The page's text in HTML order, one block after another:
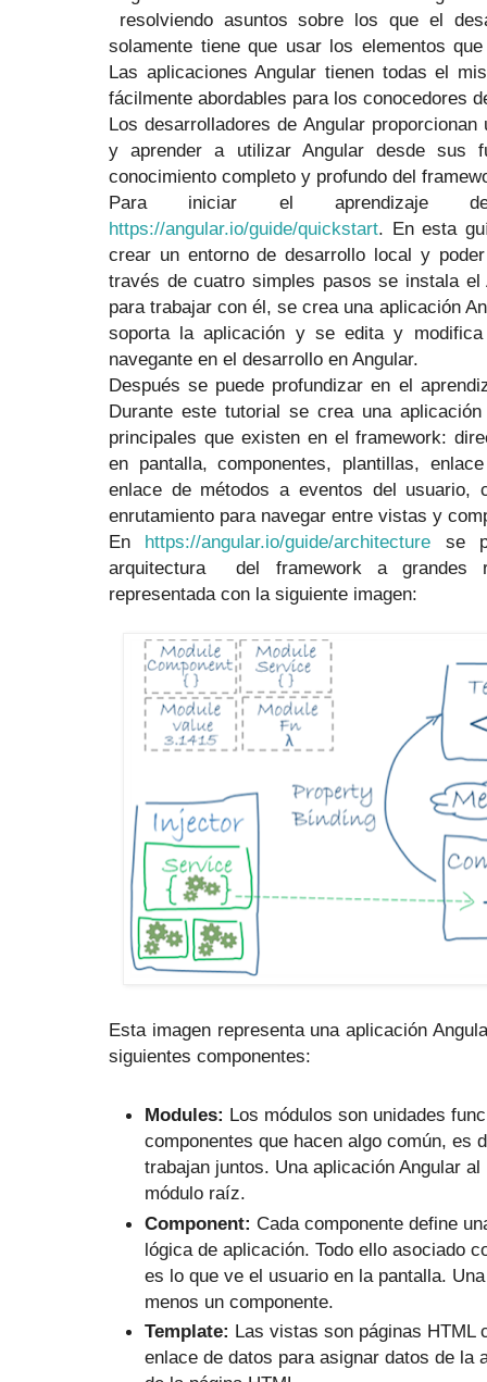
resolviendo asuntos sobre los que el
solamente tiene que usar los elementos
Las aplicaciones Angular tienen todas el
fácilmente abordables para los conocedores
Los desarrolladores de Angular
y aprender a utilizar Angular desde sus
conocimiento completo y profundo del
Para iniciar el aprendizaje
https://angular.io/guide/quickstart. En esta
crear un entorno de desarrollo local y
través de cuatro simples pasos se instala
para trabajar con él, se crea una aplicación
soporta la aplicación y se edita y
navegante en el desarrollo en Angular.
Después se puede profundizar en el
Durante este tutorial se crea una
principales que existen en el framework:
en pantalla, componentes, plantillas,
enlace de métodos a eventos del
enrutamiento para navegar entre vistas y
En https://angular.io/guide/architecture se
arquitectura
del framework a grandes
representada con la siguiente imagen:
Esta imagen representa una aplicación
siguientes componentes:
Modules: Los módulos son unidades
componentes que hacen algo común, es
trabajan juntos. Una aplicación Angular
módulo raíz.
Component: Cada componente define
lógica de aplicación. Todo ello asociado
es lo que ve el usuario en la pantalla.
menos un componente.
Template: Las vistas son páginas HTML
enlace de datos para asignar datos de la